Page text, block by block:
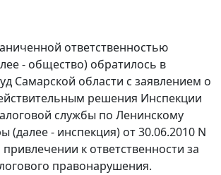
ответственностью
- общество) обратилось в
Самарской области с заявлением о
решения Инспекции
службы по Ленинскому
(далее - инспекция) от 30.06.2010 N
к ответственности за
правонарушения.